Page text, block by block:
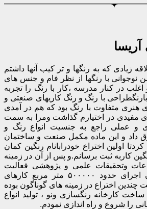
زیادی که به رنگها و تر کیب آنها داشتم
نوجوانی با رنگها از نظر فام و جنس های
در کنار مدرسه ،کار با رنگ را تجربه
با رنگ و رنگ کاریهای صنعتی و
هنری متفاوت با رنگ بود که هم در آمدی
مفیدی در اختیارم گذاشت ومرا به سمت
و عملی راجع به جنسیت انواع رنگ و
داد و این ماده مکمل صنعت و ساختمان
اولین اختراع خودرابانام رنگین کمان
کاربه ثبت برسانم.و پس از آن در زمینه
وتحقیقات علمی و پژوهشی فعالیت
نموده ام که حاصل آن اجرای حدود ۵۰۰۰۰۰ متر مربع کارهای
چندین اختراع در زمینه های گوناگون بوده
.در سال ۱۳۸۶ با ساخت کارخانه رنگسازی ونو ، تولید انواع
را شروع و راه اندازی نمودم.